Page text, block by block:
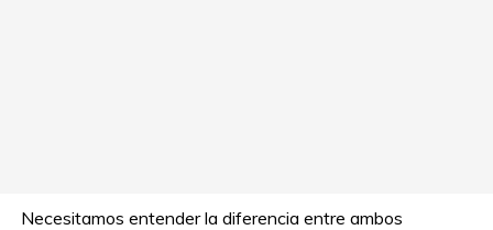
Necesitamos entender la diferencia entre ambos